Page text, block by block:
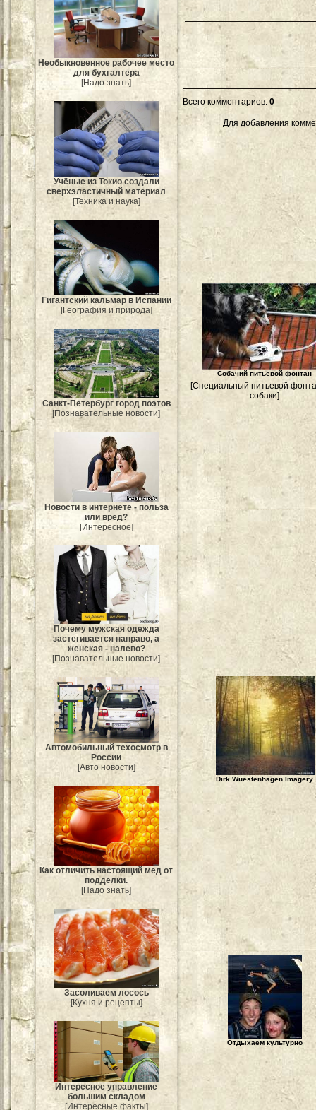
Необыкновенное рабочее место
для бухгалтера
[Надо знать]
Учёные из Токио создали
сверхэластичный материал
[Техника и наука]
Гигантский кальмар в Испании
[География и природа]
Санкт-Петербург город поэтов
[Познавательные новости]
Новости в интернете - польза
или вред?
[Интересное]
Почему мужская одежда
застегивается направо, а
женская - налево?
[Познавательные новости]
Автомобильный техосмотр в
России
[Авто новости]
Как отличить настоящий мед от
подделки.
[Надо знать]
Засоливаем лосось
[Кухня и рецепты]
Интересное управление
большим складом
[Интересные факты]
Всего комментариев: 0
Для добавления
Собачий питьевой фонтан
[Специальный питьевой
собаки]
Dirk Wuestenhagen Imagery
Отдыхаем культурно